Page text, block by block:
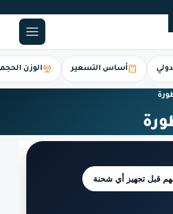
أساس التسعير الوزن
قبل تجهيز أي شحنة